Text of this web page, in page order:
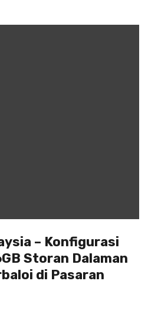
– Konfigurasi
Storan Dalaman
di Pasaran